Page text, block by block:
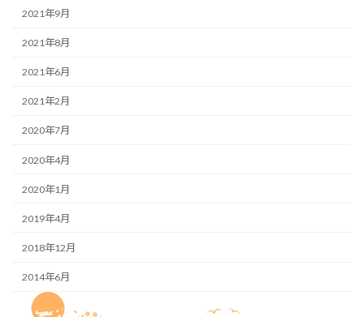
2021年9月
2021年8月
2021年6月
2021年2月
2020年7月
2020年4月
2020年1月
2019年4月
2018年12月
2014年6月